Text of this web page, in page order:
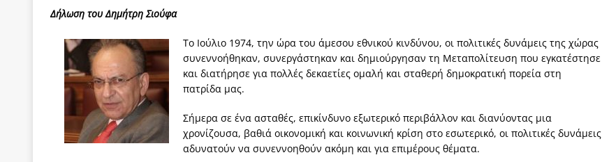
[ 4 Αυγούστου 2026 ]
[ 4 Αυγούστου 2026 ] Tηλεοπτικοί “Mega-Fiers”…
ΑΠΟΨΕΙΣ
[ 4 Αυγούστου 2026 ] Κώστας Τσουκαλάς: Αντιπολίτευση
ΠΡΟΒΟΛΕΣ
[ 4 Αυγούστου 2026 ]
δικτάτορας
ΕΠΙΛΟΓΕΣ
[ 3 Αυγούστου 2026 ] Η ελευθεροτυπία δεν απειλείται και δεν εκβιάζεται
ΠΑΡΕΜΒΑΣΕΙΣ
Δήλωση του Δημήτρη Σιούφα
Το Ιούλιο 1974, την ώρα του άμεσου εθνικού κινδύνου, οι πολιτικές δυνάμεις της χώρας
συνεννοήθηκαν, συνεργάστηκαν και δημιούργησαν τη Μεταπολίτευση που εγκατέστησε
και διατήρησε για πολλές δεκαετίες ομαλή και σταθερή δημοκρατική πορεία στη
πατρίδα μας.
Σήμερα σε ένα ασταθές, επικίνδυνο εξωτερικό περιβάλλον και διανύοντας μια
χρονίζουσα, βαθιά οικονομική και κοινωνική κρίση στο εσωτερικό, οι πολιτικές δυνάμεις
αδυνατούν να συνεννοηθούν ακόμη και για επιμέρους θέματα.